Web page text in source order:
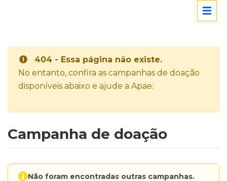
404 - Essa página não existe.
No entanto, confira as campanhas de doação
disponíveis abaixo e ajude a Apae:
Campanha de doação
Não foram encontradas outras campanhas.